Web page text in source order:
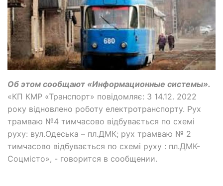
Об этом сообщают «Информационные системы».
«КП КМР «Транспорт» повідомляє: З 14.12. 2022
року відновлено роботу електротранспорту. Рух
трамваю №4 тимчасово відбувається по схемі
руху: вул.Одеська – пл.ДМК; рух трамваю № 2
тимчасово відбувається по схемі руху : пл.ДМК-
Соцмісто», - говорится в сообщении.